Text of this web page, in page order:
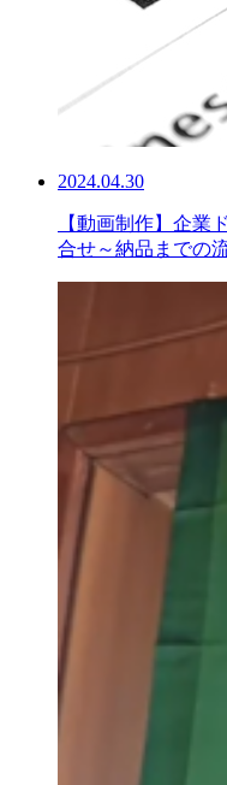
2024.04.30
【動画制作】企業
合せ～納品までの